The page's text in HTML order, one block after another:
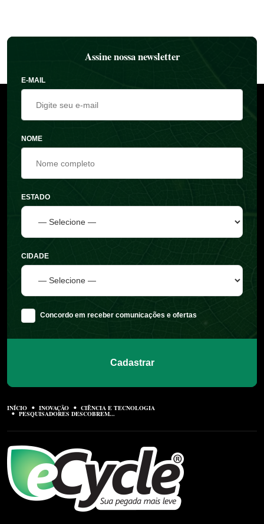
Assine nossa newsletter
E-MAIL
NOME
ESTADO
CIDADE
Concordo em receber comunicações e ofertas
Cadastrar
INÍCIO INOVAÇÃO CIÊNCIA E TECNOLOGIA
PESQUISADORES DESCOBREM...